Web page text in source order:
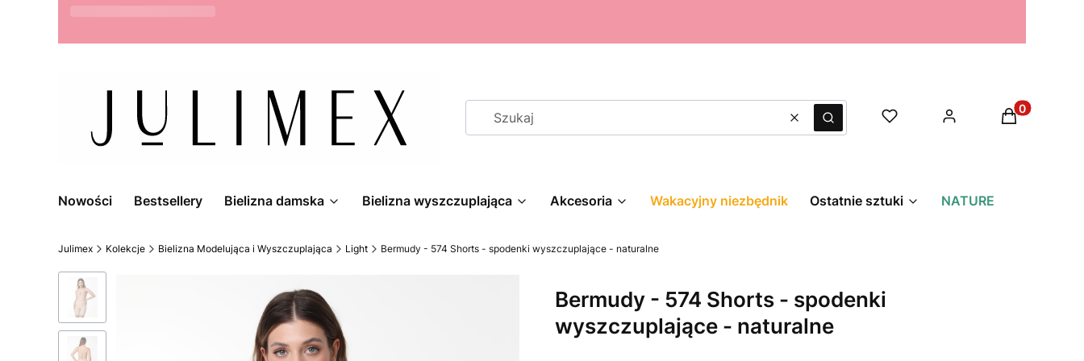
WyczyśćSzukaj
Produkty w
Nowości Bestsellery Bielizna damska Bielizna wyszczuplająca Akcesoria Wakacyjny niezbędnik Ostatnie sztuki NATURE
Julimex Kolekcje Bielizna Modelująca i Wyszczuplająca Light Bermudy - 574 Shorts - spodenki wyszczuplające - naturalne
Bermudy - 574 Shorts - spodenki
wyszczuplające - naturalne